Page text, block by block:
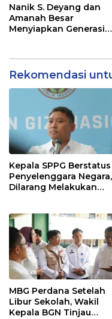
Makan Bergizi Gratis
Nanik S. Deyang dan
Amanah Besar
Menyiapkan Generasi
Rekomendasi
Kepala SPPG Berstatus
Penyelenggara Negara,
Dilarang Melakukan
MBG Perdana Setelah
Libur Sekolah, Wakil
Kepala BGN Tinjau